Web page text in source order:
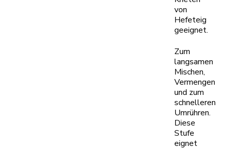
von
Hefeteig
geeignet.
Zum
langsamen
Mischen,
Vermengen
und zum
schnelleren
Umrühren.
Diese
Stufe
eignet